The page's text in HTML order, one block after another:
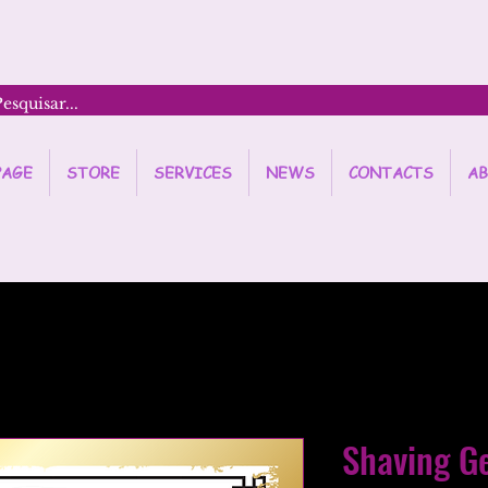
STORE SERVICES NEWS CONTACTS
Shaving